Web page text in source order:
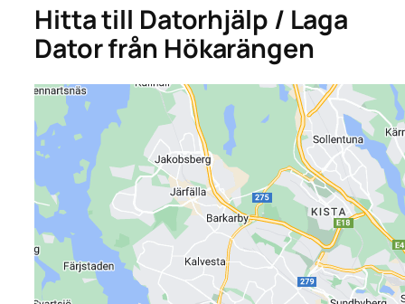
Hitta till Datorhjälp / Laga
Dator från Hökarängen